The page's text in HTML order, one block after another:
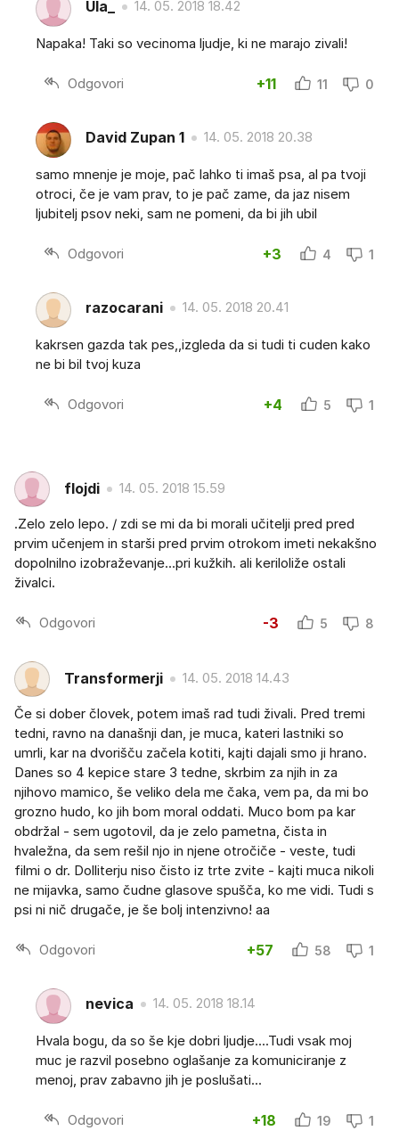
Ula_ 14. 05. 2018 18.42
Napaka! Taki so vecinoma ljudje, ki ne marajo zivali!
Odgovori +11 11 0
David Zupan 1 14. 05. 2018 20.38
samo mnenje je moje, pač lahko ti imaš psa, al pa tvoji
otroci, če je vam prav, to je pač zame, da jaz nisem
ljubitelj psov neki, sam ne pomeni, da bi jih ubil
Odgovori +3 4 1
razocarani 14. 05. 2018 20.41
kakrsen gazda tak pes,,izgleda da si tudi ti cuden kako
ne bi bil tvoj kuza
Odgovori +4 5 1
flojdi 14. 05. 2018 15.59
.Zelo zelo lepo. / zdi se mi da bi morali učitelji pred pred
prvim učenjem in starši pred prvim otrokom imeti nekakšno
dopolnilno izobraževanje...pri kužkih. ali keriloliže ostali
živalci.
Odgovori -3 5 8
Transformerji 14. 05. 2018 14.43
Če si dober človek, potem imaš rad tudi živali. Pred tremi
tedni, ravno na današnji dan, je muca, kateri lastniki so
umrli, kar na dvorišču začela kotiti, kajti dajali smo ji hrano.
Danes so 4 kepice stare 3 tedne, skrbim za njih in za
njihovo mamico, še veliko dela me čaka, vem pa, da mi bo
grozno hudo, ko jih bom moral oddati. Muco bom pa kar
obdržal - sem ugotovil, da je zelo pametna, čista in
hvaležna, da sem rešil njo in njene otročiče - veste, tudi
filmi o dr. Dolliterju niso čisto iz trte zvite - kajti muca nikoli
ne mijavka, samo čudne glasove spušča, ko me vidi. Tudi s
psi ni nič drugače, je še bolj intenzivno! aa
Odgovori +57 58 1
nevica 14. 05. 2018 18.14
Hvala bogu, da so še kje dobri ljudje....Tudi vsak moj
muc je razvil posebno oglašanje za komuniciranje z
menoj, prav zabavno jih je poslušati...
Odgovori +18 19 1